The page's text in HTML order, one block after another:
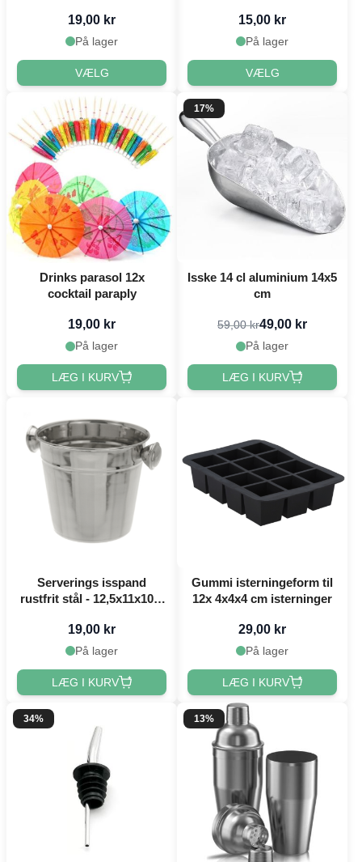
19,00 kr
På lager
VÆLG
15,00 kr
På lager
VÆLG
Drinks parasol 12x
cocktail paraply
19,00 kr
På lager
LÆG I KURV
17%
Isske 14 cl aluminium 14x5
cm
59,00 kr49,00 kr
På lager
LÆG I KURV
Serverings isspand
rustfrit stål - 12,5x11x10,5
19,00 kr
På lager
LÆG I KURV
Gummi isterningeform til
12x 4x4x4 cm isterninger
29,00 kr
På lager
LÆG I KURV
34% 13%